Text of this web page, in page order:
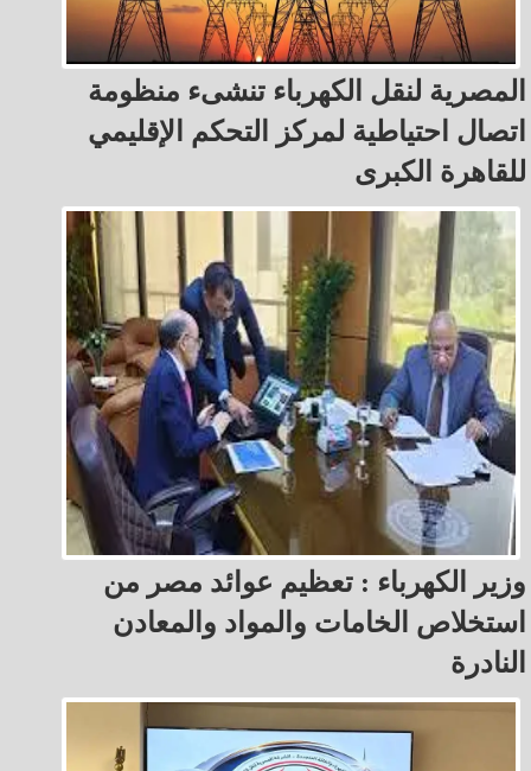
المصرية لنقل الكهرباء تنشىء منظومة
اتصال احتياطية لمركز التحكم الإقليمي
للقاهرة الكبرى
وزير الكهرباء : تعظيم عوائد مصر من
استخلاص الخامات والمواد والمعادن
النادرة